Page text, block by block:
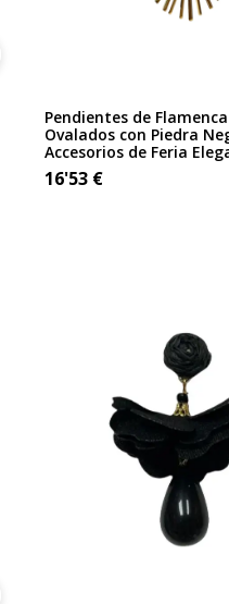
Pendientes de
Ovalados con Piedra
Accesorios de Feria
16'53 €